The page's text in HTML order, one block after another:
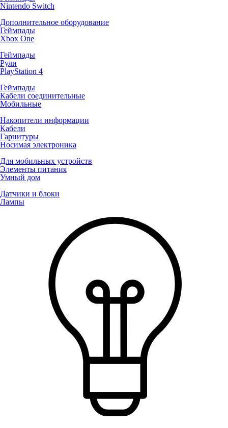
Nintendo Switch
Дополнительное оборудование
Геймпады
Xbox One
Геймпады
Рули
PlayStation 4
Геймпады
Кабели соединительные
Мобильные
Накопители информации
Кабели
Гарнитуры
Носимая электроника
Для мобильных устройств
Элементы питания
Умный дом
Датчики и блоки
Лампы